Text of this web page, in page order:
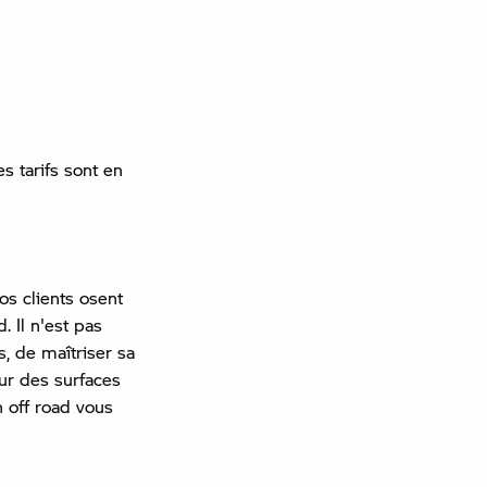
tarifs sont en
clients osent
Il n'est pas
de maîtriser sa
des surfaces
off road vous